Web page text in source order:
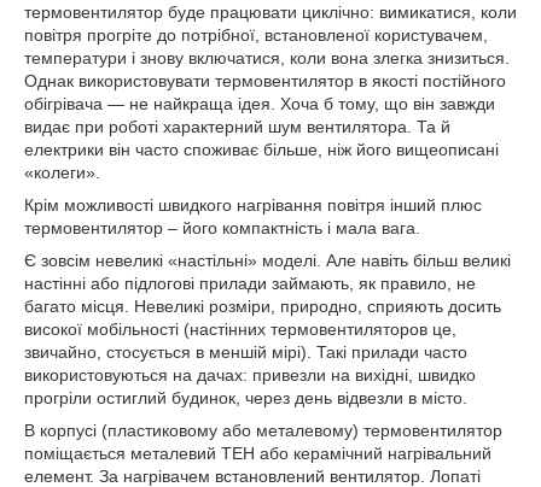
термовентилятор буде працювати циклічно: вимикатися, коли
повітря прогріте до потрібної, встановленої користувачем,
температури і знову включатися, коли вона злегка знизиться.
Однак використовувати термовентилятор в якості постійного
обігрівача — не найкраща ідея. Хоча б тому, що він завжди
видає при роботі характерний шум вентилятора. Та й
електрики він часто споживає більше, ніж його вищеописані
«колеги».
Крім можливості швидкого нагрівання повітря інший плюс
термовентилятор – його компактність і мала вага.
Є зовсім невеликі «настільні» моделі. Але навіть більш великі
настінні або підлогові прилади займають, як правило, не
багато місця. Невеликі розміри, природно, сприяють досить
високої мобільності (настінних термовентиляторов це,
звичайно, стосується в меншій мірі). Такі прилади часто
використовуються на дачах: привезли на вихідні, швидко
прогріли остиглий будинок, через день відвезли в місто.
В корпусі (пластиковому або металевому) термовентилятор
поміщається металевий ТЕН або керамічний нагрівальний
елемент. За нагрівачем встановлений вентилятор. Лопаті